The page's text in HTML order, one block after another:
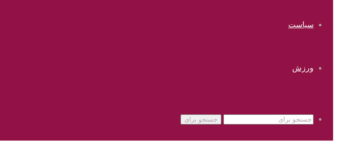
سیاست
ورزش
جستجو برای